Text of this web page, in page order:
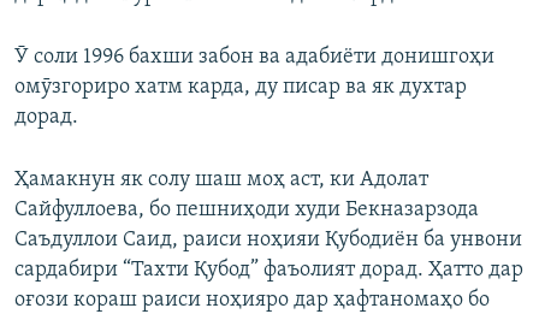
Ӯ соли 1996 бахши забон ва адабиёти донишгоҳи
омӯзгориро хатм карда, ду писар ва як духтар
дорад.
Ҳамакнун як солу шаш моҳ аст, ки Адолат
Сайфуллоева, бо пешниҳоди худи Бекназарзода
Саъдуллои Саид, раиси ноҳияи Қубодиён ба унвони
сардабири “Тахти Қубод” фаъолият дорад. Ҳатто дар
оғози кораш раиси ноҳияро дар ҳафтаномаҳо бо